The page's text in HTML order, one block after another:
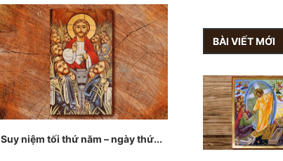
Suy niệm tối thứ năm – ngày thứ...
BÀI VIẾT MỚI